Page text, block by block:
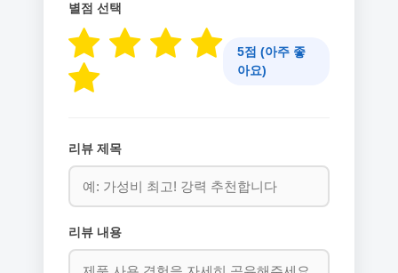
별점 선택
5점 (아주 좋
아요)
리뷰 제목
리뷰 내용